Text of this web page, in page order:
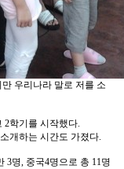
우리나라 말로 저를 소
2학기를 시작했다.
개하는 시간도 가졌다.
3명, 중국4명으로 총 11명